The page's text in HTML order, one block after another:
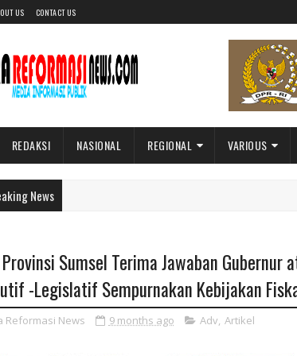
US CONTACT US
REDAKSI NASIONAL REGIONAL VARIOUS
News
Provinsi Sumsel Terima Jawaban Gubernur
-Legislatif Sempurnakan Kebijakan
Reformasi News 9 months ago Adv, Artikel